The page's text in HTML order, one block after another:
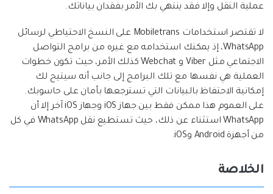
عملية النقل وإلا فقد ينتهي بك الأمر بفقدان بياناتك.
لا تقتصر استخدامات Mobiletrans على النسخ الاحتياطي لرسائل
WhatsApp، إذ يمكنك استخدامه مع غيره من برامج التواصل
الاجتماعي مثل Viber و Webchat كذلك الأمر، حيث تكون خطوات
العملية هي نفسها مع تلك البرامج إلى جانب أنه سيتيح لك
إمكانية الاحتفاظ بالبيانات التي تسترجعها بأمان على حاسوبك.
على العموم هذا ممكن فقط بين جهاز iOS وجهاز iOS آخر إلا أن
WhatsApp استثناء عن ذلك، حيث تستطيع نقل WhatsApp في كل
من أجهزة Android وiOS.
الخلاصة